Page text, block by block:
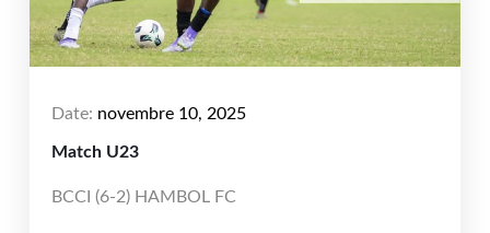
Date: novembre 10, 2025
Match U23
BCCI (6-2) HAMBOL FC